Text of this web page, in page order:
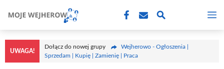
treści
UWAGA!
Dołącz do nowej grupy
Wejherowo - Ogłoszenia |
Sprzedam | Kupię | Zamienię | Praca